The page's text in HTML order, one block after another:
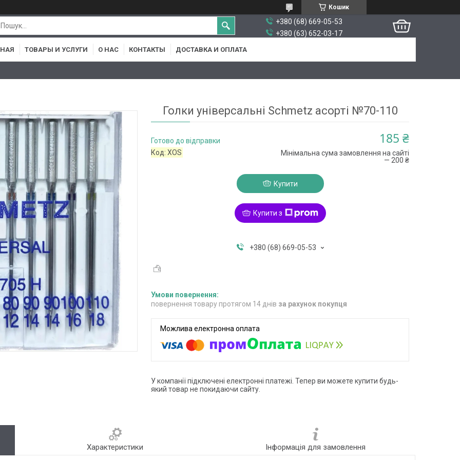
Кошик
+380 (68) 669-05-53
+380 (63) 652-03-17
ТОВАРЫ И УСЛУГИ О НАС КОНТАКТЫ ДОСТАВКА И ОПЛАТА
Голки універсальні Schmetz асорті №70-110
Готово до відправки
Код:XOS
185 ₴
Мінімальна сума замовлення на сайті
— 200 ₴
Купити
Купити з
+380 (68) 669-05-53
повернення товару протягом 14 днів за рахунок покупця
У компанії підключені електронні платежі. Тепер ви можете купити будь-
який товар не покидаючи сайту.
Характеристики Інформація для замовлення